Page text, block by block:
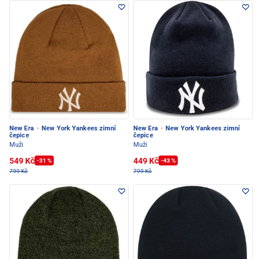
New Era · New York Yankees zimní
čepice
Muži
549 Kč -31 %
799 Kč
New Era · New York Yankees zimní
čepice
Muži
449 Kč -43 %
799 Kč